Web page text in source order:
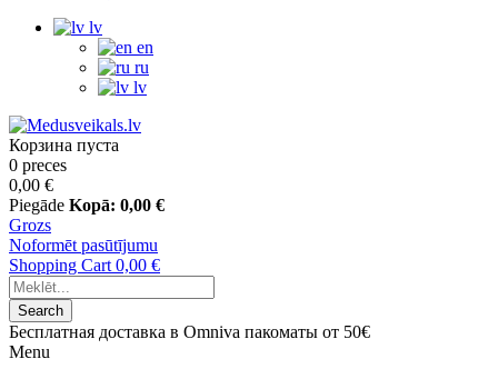
lv
en
ru
lv
Корзина пуста
0 preces
0,00 €
Piegāde Kopā: 0,00 €
Grozs
Noformēt pasūtījumu
Shopping Cart 0,00 €
Search
Бесплатная доставка в Omniva пакоматы от 50€
Menu